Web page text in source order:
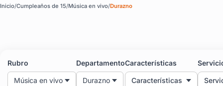
Inicio Cumpleaños de 15 Música en vivo Durazno
Rubro
Música en vivo
Departamento
Durazno
Características
Características
Música en vivo para
¡Poné a bailar a tus invitados! Música en vivo para bodas,
Te ofrecemos grupos de música, solistas, diferentes ritmos,